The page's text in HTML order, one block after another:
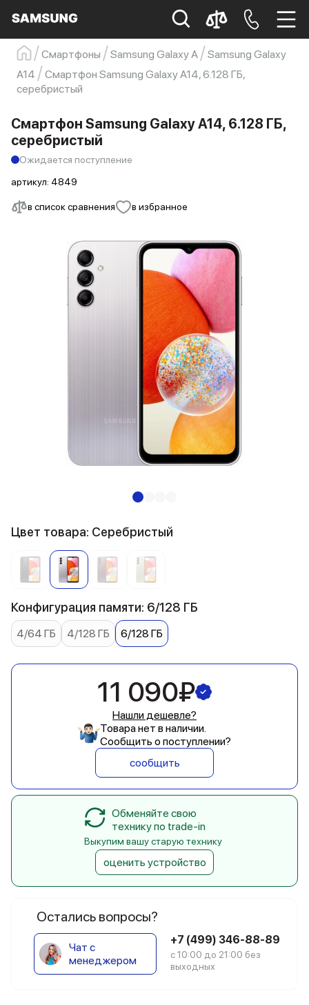
Samsung Смартфон s23
s23 ultra
Galaxy S22
Смартфоны Samsung Galaxy A
Samsung Galaxy
A14
Смартфон Samsung Galaxy A14, 6.128 ГБ,
серебристый
в список сравнения в избранное
Смартфон Samsung Galaxy A14, 6.128 ГБ,
серебристый
Ожидается поступление
артикул: 4849
Остались вопросы?
Чат с
менеджером
+7 (499) 346-88-89
с 10:00 до 21:00 без
выходных
Цвет товара: Серебристый
Конфигурация памяти: 6/128 ГБ
4/64 ГБ 4/128 ГБ 6/128 ГБ
11 090₽
Нашли дешевле?
Товара нет в наличии.
Сообщить о поступлении?
сообщить
Обменяйте свою
технику по trade-in
Выкупим вашу старую технику
оценить устройство